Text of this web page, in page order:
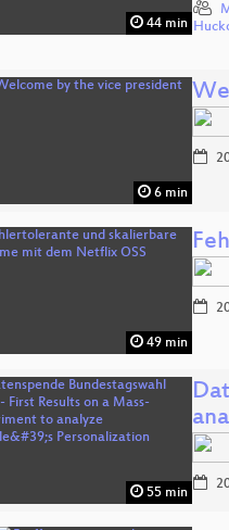
44 min
6 min
49 min
55 min